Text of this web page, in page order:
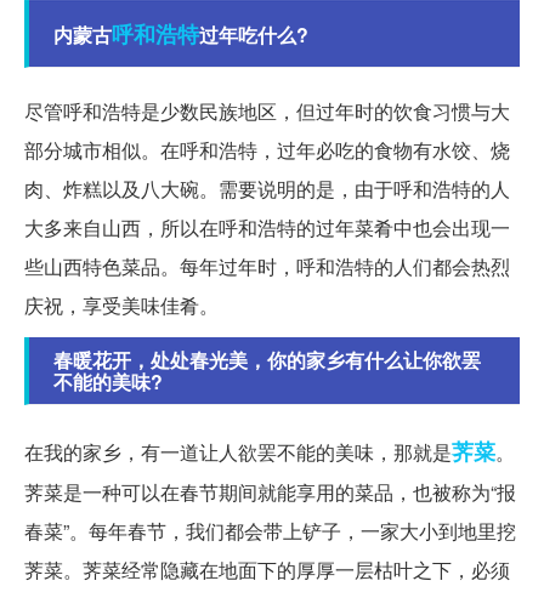
内蒙古呼和浩特过年吃什么?
尽管呼和浩特是少数民族地区，但过年时的饮食习惯与大
部分城市相似。在呼和浩特，过年必吃的食物有水饺、烧
肉、炸糕以及八大碗。需要说明的是，由于呼和浩特的人
大多来自山西，所以在呼和浩特的过年菜肴中也会出现一
些山西特色菜品。每年过年时，呼和浩特的人们都会热烈
庆祝，享受美味佳肴。
春暖花开，处处春光美，你的家乡有什么让你欲罢
不能的美味?
在我的家乡，有一道让人欲罢不能的美味，那就是荠菜。
荠菜是一种可以在春节期间就能享用的菜品，也被称为“报
春菜”。每年春节，我们都会带上铲子，一家大小到地里挖
荠菜。荠菜经常隐藏在地面下的厚厚一层枯叶之下，必须